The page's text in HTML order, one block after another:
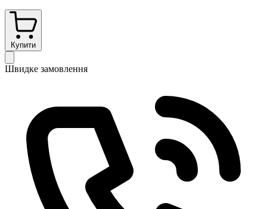
Купити
Швидке замовлення